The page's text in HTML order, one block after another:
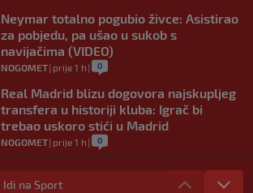
Neymar totalno pogubio živce: Asistirao
za pobjedu, pa ušao u sukob s
navijačima (VIDEO)
NOGOMET| prije 1 h | 0
Real Madrid blizu dogovora najskupljeg
transfera u historiji kluba: Igrač bi
trebao uskoro stići u Madrid
NOGOMET| prije 1 h | 0
Lara Gut-Behrami završila karijeru:
Jedna od najvećih skijašica svih
Idi na Sport